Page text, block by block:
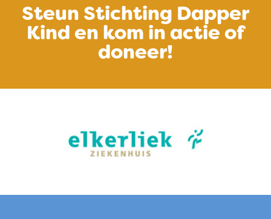
Steun Stichting Dapper
Kind en kom in actie of
doneer!